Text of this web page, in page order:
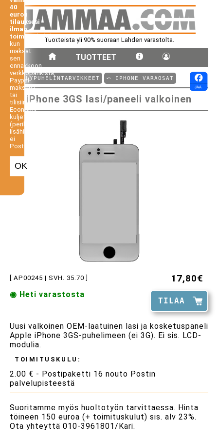
Tuotteista yli 90% suoraan Lahden varastolta.
TUOTTEET
40
euron
tilauksesi
ilman
toimituskuluja,
kun
maksat
sen
ennakkoon
verkkopankista,
Paypal-
maksuna
tai
tilisiirtona.
Economy-
kuljetus
(perilletoimitus
lisähintaan,
ei
Postiennakko).
OK
⤺ ÄLYPUHELINTARVIKKEET ⤺ IPHONE VARAOSAT
iPhone 3GS lasi/paneeli valkoinen
[ AP00245 | SVH. 35.70 ] 17,80€
TILAA
◉ Heti varastosta
Uusi valkoinen OEM-laatuinen lasi ja kosketuspaneli
Apple iPhone 3GS-puhelimeen (ei 3G). Ei sis. LCD-
modulia.
TOIMITUSKULU:
2.00 € - Postipaketti 16 nouto Postin
palvelupisteestä
Suoritamme myös huoltotyön tarvittaessa. Hinta
töineen 150 euroa (+ toimituskulut) sis. alv 23%.
Ota yhteyttä 010-3961801/Kari.